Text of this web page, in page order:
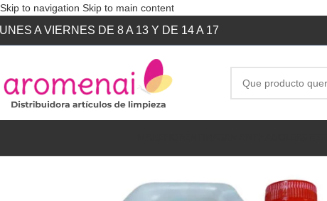
Skip to navigation Skip to main content
A VIERNES DE 8 A 13 Y DE 14 A 17